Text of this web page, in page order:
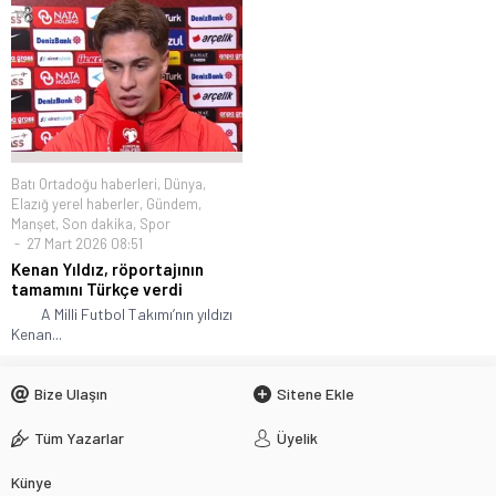
Batı Ortadoğu haberleri, Dünya,
Elazığ yerel haberler, Gündem,
Manşet, Son dakika, Spor
27 Mart 2026 08:51
Kenan Yıldız, röportajının
tamamını Türkçe verdi
A Milli Futbol Takımı’nın yıldızı
Kenan...
Bize Ulaşın Sitene Ekle
Tüm Yazarlar Üyelik
Künye